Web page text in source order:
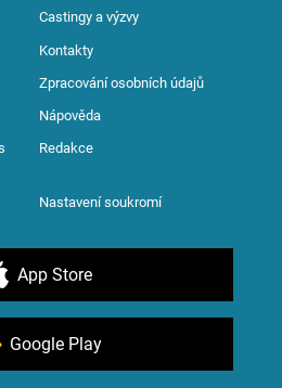
Castingy a výzvy
Kontakty
Zpracování osobních údajů
Nápověda
Redakce
Nastavení soukromí
App Store
Google Play